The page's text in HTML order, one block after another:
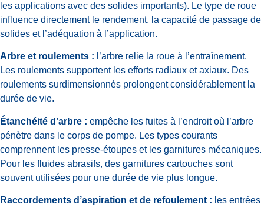
les applications avec des solides importants). Le type de roue
influence directement le rendement, la capacité de passage de
solides et l’adéquation à l’application.
Arbre et roulements : l’arbre relie la roue à l’entraînement.
Les roulements supportent les efforts radiaux et axiaux. Des
roulements surdimensionnés prolongent considérablement la
durée de vie.
Étanchéité d’arbre : empêche les fuites à l’endroit où l’arbre
pénètre dans le corps de pompe. Les types courants
comprennent les presse-étoupes et les garnitures mécaniques.
Pour les fluides abrasifs, des garnitures cartouches sont
souvent utilisées pour une durée de vie plus longue.
Raccordements d’aspiration et de refoulement : les entrées